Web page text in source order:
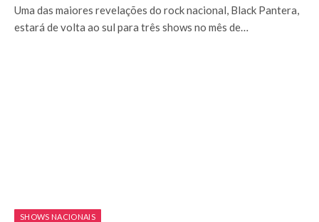
Uma das maiores revelações do rock nacional, Black Pantera,
estará de volta ao sul para três shows no mês de…
SHOWS NACIONAIS